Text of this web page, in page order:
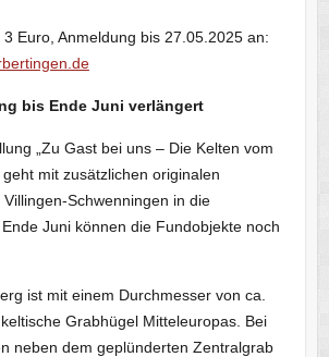
Euro, Anmeldung bis 27.05.2025 an:
bis Ende Juni verlängert
„Zu Gast bei uns – Die Kelten vom
mit zusätzlichen originalen
Schwenningen in die
Juni können die Fundobjekte noch
ist mit einem Durchmesser von ca.
Grabhügel Mitteleuropas. Bei
neben dem geplünderten Zentralgrab